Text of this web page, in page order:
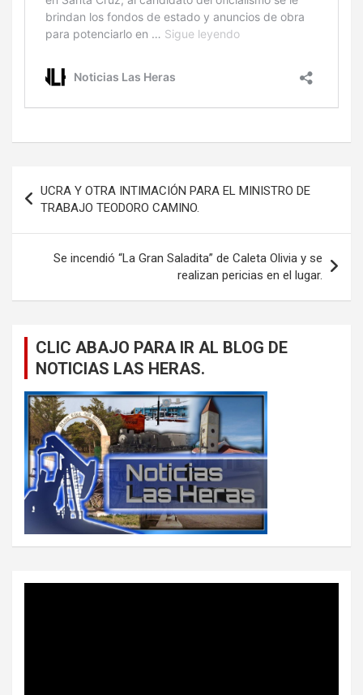
de
entradas
UCRA Y OTRA INTIMACIÓN PARA EL MINISTRO DE
TRABAJO TEODORO CAMINO.
Se incendió “La Gran Saladita” de Caleta Olivia y se
realizan pericias en el lugar.
CLIC ABAJO PARA IR AL BLOG DE
NOTICIAS LAS HERAS.